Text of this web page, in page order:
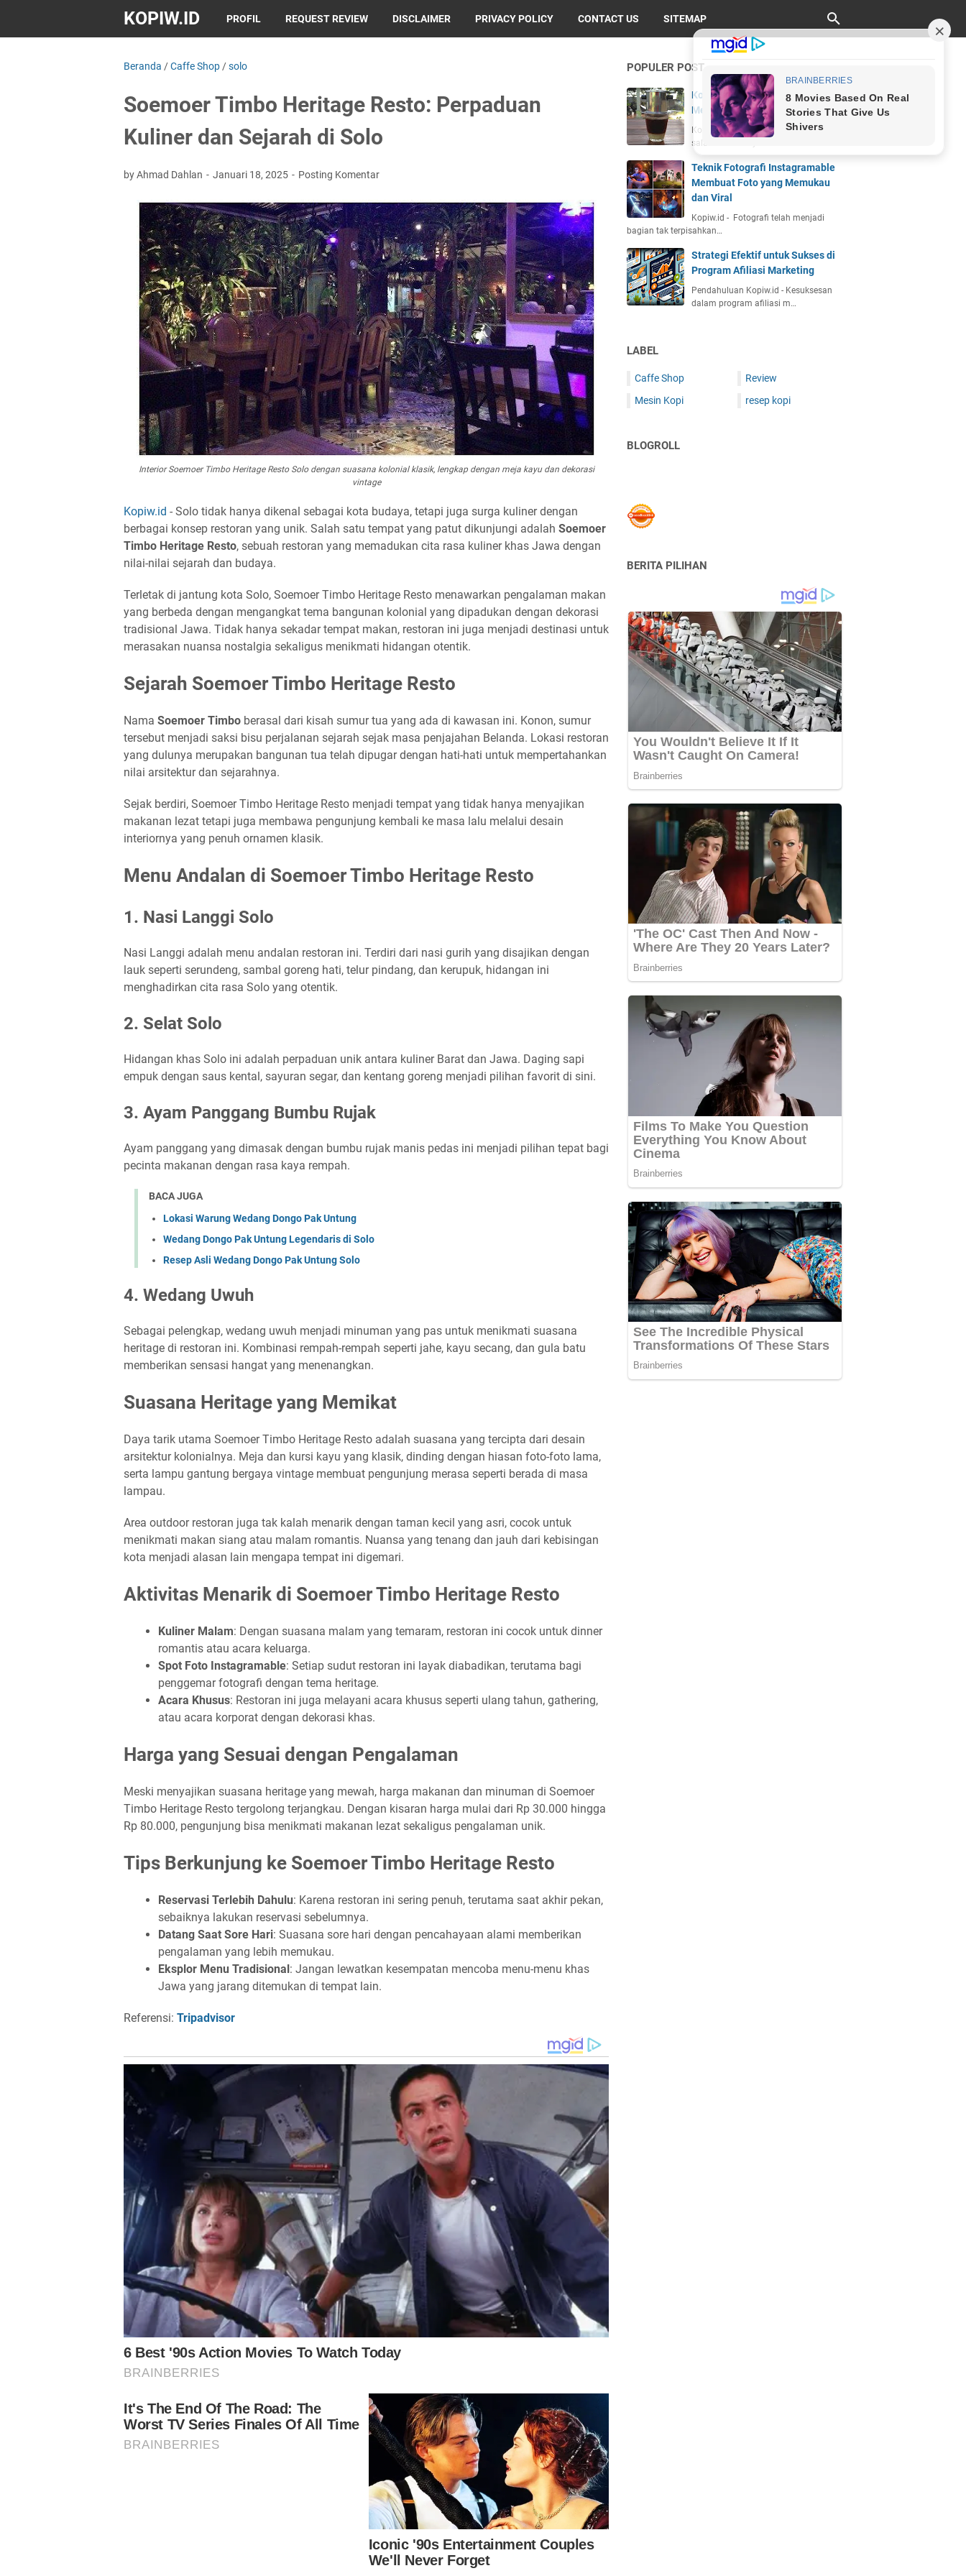
KOPIW.ID PROFIL REQUEST REVIEW DISCLAIMER PRIVACY POLICY CONTACT US SITEMAP
Beranda /Caffe Shop /solo
Soemoer Timbo Heritage Resto: Perpaduan
Kuliner dan Sejarah di Solo
by Ahmad Dahlan Januari 18, 2025 Posting Komentar
Interior Soemoer Timbo Heritage Resto Solo dengan suasana kolonial klasik, lengkap dengan meja kayu dan dekorasi
vintage
Kopiw.id - Solo tidak hanya dikenal sebagai kota budaya, tetapi juga surga kuliner dengan
berbagai konsep restoran yang unik. Salah satu tempat yang patut dikunjungi adalah Soemoer
Timbo Heritage Resto, sebuah restoran yang memadukan cita rasa kuliner khas Jawa dengan
nilai-nilai sejarah dan budaya.
Terletak di jantung kota Solo, Soemoer Timbo Heritage Resto menawarkan pengalaman makan
yang berbeda dengan mengangkat tema bangunan kolonial yang dipadukan dengan dekorasi
tradisional Jawa. Tidak hanya sekadar tempat makan, restoran ini juga menjadi destinasi untuk
merasakan nuansa nostalgia sekaligus menikmati hidangan otentik.
Sejarah Soemoer Timbo Heritage Resto
Nama Soemoer Timbo berasal dari kisah sumur tua yang ada di kawasan ini. Konon, sumur
tersebut menjadi saksi bisu perjalanan sejarah sejak masa penjajahan Belanda. Lokasi restoran
yang dulunya merupakan bangunan tua telah dipugar dengan hati-hati untuk mempertahankan
nilai arsitektur dan sejarahnya.
Sejak berdiri, Soemoer Timbo Heritage Resto menjadi tempat yang tidak hanya menyajikan
makanan lezat tetapi juga membawa pengunjung kembali ke masa lalu melalui desain
interiornya yang penuh ornamen klasik.
Menu Andalan di Soemoer Timbo Heritage Resto
1. Nasi Langgi Solo
Nasi Langgi adalah menu andalan restoran ini. Terdiri dari nasi gurih yang disajikan dengan
lauk seperti serundeng, sambal goreng hati, telur pindang, dan kerupuk, hidangan ini
menghadirkan cita rasa Solo yang otentik.
2. Selat Solo
Hidangan khas Solo ini adalah perpaduan unik antara kuliner Barat dan Jawa. Daging sapi
empuk dengan saus kental, sayuran segar, dan kentang goreng menjadi pilihan favorit di sini.
3. Ayam Panggang Bumbu Rujak
Ayam panggang yang dimasak dengan bumbu rujak manis pedas ini menjadi pilihan tepat bagi
pecinta makanan dengan rasa kaya rempah.
BACA JUGA
Lokasi Warung Wedang Dongo Pak Untung
Wedang Dongo Pak Untung Legendaris di Solo
Resep Asli Wedang Dongo Pak Untung Solo
4. Wedang Uwuh
Sebagai pelengkap, wedang uwuh menjadi minuman yang pas untuk menikmati suasana
heritage di restoran ini. Kombinasi rempah-rempah seperti jahe, kayu secang, dan gula batu
memberikan sensasi hangat yang menenangkan.
Suasana Heritage yang Memikat
Daya tarik utama Soemoer Timbo Heritage Resto adalah suasana yang tercipta dari desain
arsitektur kolonialnya. Meja dan kursi kayu yang klasik, dinding dengan hiasan foto-foto lama,
serta lampu gantung bergaya vintage membuat pengunjung merasa seperti berada di masa
lampau.
Area outdoor restoran juga tak kalah menarik dengan taman kecil yang asri, cocok untuk
menikmati makan siang atau malam romantis. Nuansa yang tenang dan jauh dari kebisingan
kota menjadi alasan lain mengapa tempat ini digemari.
Aktivitas Menarik di Soemoer Timbo Heritage Resto
Kuliner Malam: Dengan suasana malam yang temaram, restoran ini cocok untuk dinner
romantis atau acara keluarga.
Spot Foto Instagramable: Setiap sudut restoran ini layak diabadikan, terutama bagi
penggemar fotografi dengan tema heritage.
Acara Khusus: Restoran ini juga melayani acara khusus seperti ulang tahun, gathering,
atau acara korporat dengan dekorasi khas.
Harga yang Sesuai dengan Pengalaman
Meski menyajikan suasana heritage yang mewah, harga makanan dan minuman di Soemoer
Timbo Heritage Resto tergolong terjangkau. Dengan kisaran harga mulai dari Rp 30.000 hingga
Rp 80.000, pengunjung bisa menikmati makanan lezat sekaligus pengalaman unik.
Tips Berkunjung ke Soemoer Timbo Heritage Resto
Reservasi Terlebih Dahulu: Karena restoran ini sering penuh, terutama saat akhir pekan,
sebaiknya lakukan reservasi sebelumnya.
Datang Saat Sore Hari: Suasana sore hari dengan pencahayaan alami memberikan
pengalaman yang lebih memukau.
Eksplor Menu Tradisional: Jangan lewatkan kesempatan mencoba menu-menu khas
Jawa yang jarang ditemukan di tempat lain.
Referensi: Tripadvisor
POPULER POST
Kopi Vietnam Drip: Sejarah, Cara
Membuat, dan Cita Rasa Unik
Kopiw.id - Kopi Vietnam drip adalah
salah satu kekayaan bu…
Teknik Fotografi Instagramable
Membuat Foto yang Memukau
dan Viral
Kopiw.id - Fotografi telah menjadi
bagian tak terpisahkan…
Strategi Efektif untuk Sukses di
Program Afiliasi Marketing
Pendahuluan Kopiw.id - Kesuksesan
dalam program afiliasi m…
LABEL
Caffe Shop
Mesin Kopi
Review
resep kopi
BLOGROLL
BERITA PILIHAN